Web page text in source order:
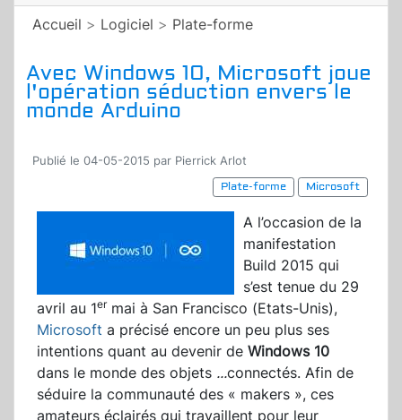
Accueil > Logiciel > Plate-forme
Avec Windows 10, Microsoft joue
l'opération séduction envers le
monde Arduino
Publié le 04-05-2015 par Pierrick Arlot
Plate-forme
Microsoft
A l’occasion de la
manifestation
Build 2015 qui
s’est tenue du 29
avril au 1ermai à San Francisco (Etats-Unis),
Microsoft a précisé encore un peu plus ses
intentions quant au devenir de Windows 10
dans le monde des objets ...connectés. Afin de
séduire la communauté des « makers », ces
amateurs éclairés qui travaillent pour leur